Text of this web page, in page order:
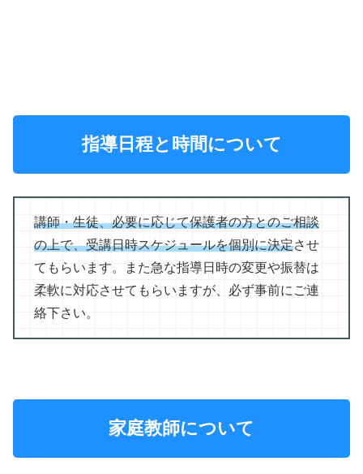
指導日程と時間について
講師・生徒、必要に応じて保護者の方とのご相談
の上で、受講日時スケジュールを個別に決定させ
てもらいます。また急な指導日時の変更や振替は
柔軟に対応させてもらいますが、必ず事前にご連
絡下さい。
家庭教師について